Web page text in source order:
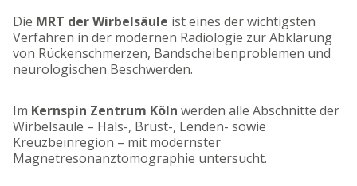
Die MRT der Wirbelsäule ist eines der wichtigsten
Verfahren in der modernen Radiologie zur Abklärung
von Rückenschmerzen, Bandscheibenproblemen und
neurologischen Beschwerden.
Im Kernspin Zentrum Köln werden alle Abschnitte der
Wirbelsäule – Hals-, Brust-, Lenden- sowie
Kreuzbeinregion – mit modernster
Magnetresonanztomographie untersucht.